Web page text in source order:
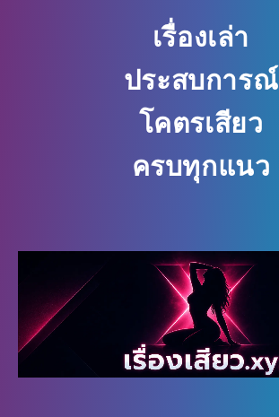
เรื่องเล่า
ประสบการณ์
โคตรเสียว
ครบทุกแนว